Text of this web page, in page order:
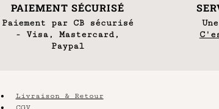
PAIEMENT SÉCURISÉ
Paiement par CB sécurisé
- Visa, Mastercard,
Paypal
• Livraison & Retour
• CGV